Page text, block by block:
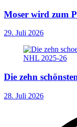
Moser wird zum
29. Juli 2026
Die zehn
28. Juli 2026